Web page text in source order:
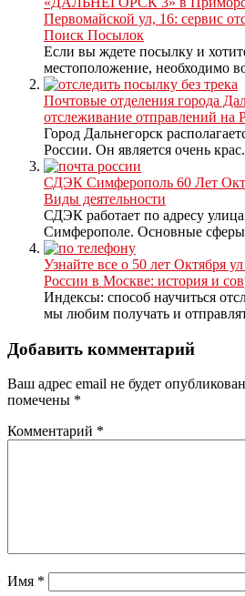
Первомайской ул, 16: сервис
Поиск Посылок
Если вы ждете посылку и
местоположение, необходимо
Почтовые отделения города
отслеживание отправлений на
Город Дальнегорск
России. Он является очень
СДЭК Симферополь 60 Лет
Виды деятельности
СДЭК работает по адресу
Симферополе. Основные сферы
Узнайте все о 50 лет Октября
России в Москве: история и
Индексы: способ научиться
мы любим получать и
Добавить комментарий
Ваш адрес email не будет
помечены *
Комментарий *
Имя *